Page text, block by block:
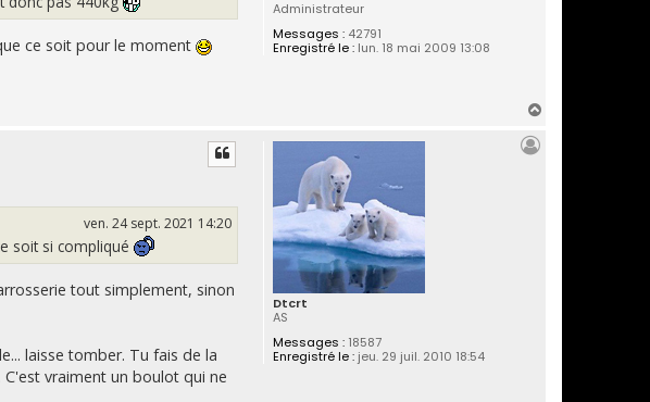
Administrateur
Messages :42791
Enregistré le :lun. 18 mai 2009 13:08
ce soit pour le moment
Dtcrt
AS
Messages :18587
Enregistré le :jeu. 29 juil. 2010 18:54
ven. 24 sept. 2021 14:20
soit si compliqué
tout simplement, sinon
laisse tomber. Tu fais de la
vraiment un boulot qui ne